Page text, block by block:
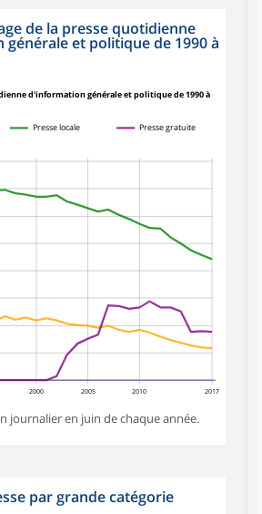
de la presse quotidienne
et politique de 1990 à
d'information générale et politique de 1990 à
2000 2005 2010 2017
Presse locale Presse gratuite
journalier en juin de chaque année.
par grande catégorie